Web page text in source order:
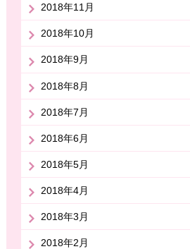
2018年11月
2018年10月
2018年9月
2018年8月
2018年7月
2018年6月
2018年5月
2018年4月
2018年3月
2018年2月